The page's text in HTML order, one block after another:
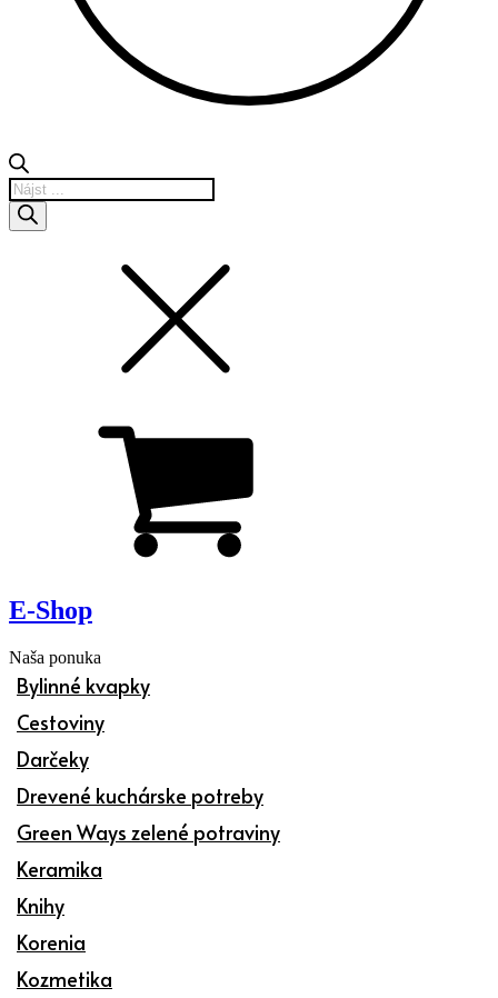
Products
search
E-Shop
Naša ponuka
Bylinné kvapky
Cestoviny
Darčeky
Drevené kuchárske potreby
Green Ways zelené potraviny
Keramika
Knihy
Korenia
Kozmetika